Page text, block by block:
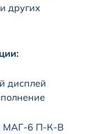
других
дисплей
МАГ-6 П-К-В